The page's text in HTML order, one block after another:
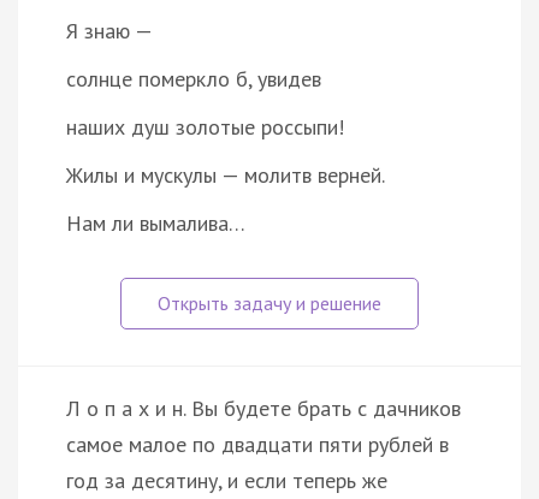
Я знаю —
солнце померкло б, увидев
наших душ золотые россыпи!
Жилы и мускулы — молитв верней.
Нам ли вымалива…
Л о п а х и н. Вы будете брать с дачников
самое малое по двадцати пяти рублей в
год за десятину, и если теперь же